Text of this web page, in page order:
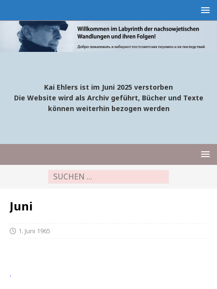
Kai Ehlers ist im Juni 2025 verstorben
Die Website wird als Archiv geführt, Bücher und Texte
können weiterhin bezogen werden
Juni
1. Juni 1965
.